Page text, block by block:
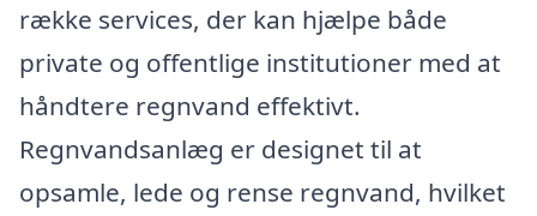
række services, der kan hjælpe både
private og offentlige institutioner med at
håndtere regnvand effektivt.
Regnvandsanlæg er designet til at
opsamle, lede og rense regnvand, hvilket